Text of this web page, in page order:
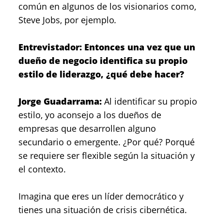
común en algunos de los visionarios como,
Steve Jobs, por ejemplo.
Entrevistador: Entonces una vez que un
dueño de negocio identifica su propio
estilo de liderazgo, ¿qué debe hacer?
Jorge Guadarrama: Al identificar su propio
estilo, yo aconsejo a los dueños de
empresas que desarrollen alguno
secundario o emergente. ¿Por qué? Porqué
se requiere ser flexible según la situación y
el contexto.
Imagina que eres un líder democrático y
tienes una situación de crisis cibernética.